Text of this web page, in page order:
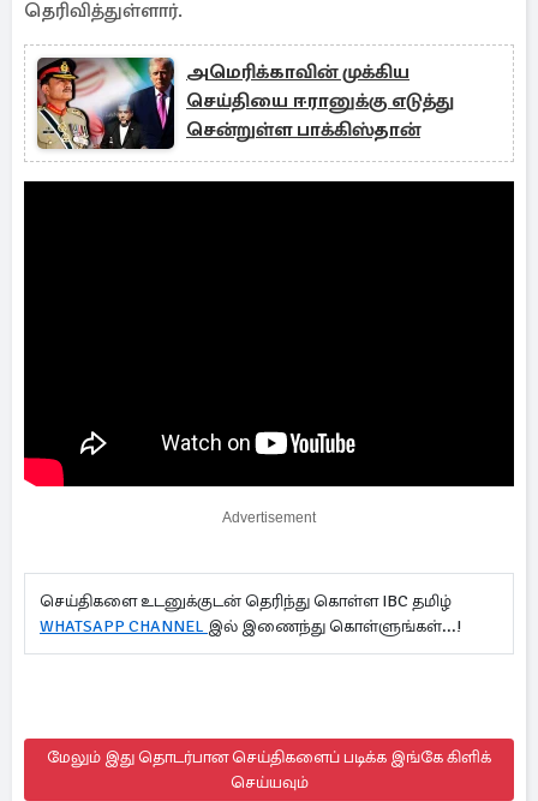
தெரிவித்துள்ளார்.
அமெரிக்காவின் முக்கிய
செய்தியை ஈரானுக்கு எடுத்து
சென்றுள்ள பாக்கிஸ்தான்
Advertisement
செய்திகளை உடனுக்குடன் தெரிந்து கொள்ள IBC தமிழ்
WHATSAPP CHANNEL இல் இணைந்து கொள்ளுங்கள்...!
மேலும் இது தொடர்பான செய்திகளைப் படிக்க இங்கே கிளிக்
செய்யவும்